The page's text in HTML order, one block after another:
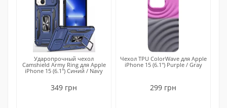
Ударопрочный чехол
Camshield Army Ring для Apple
iPhone 15 (6.1") Синий / Navy
349 грн
Чехол TPU ColorWave для Apple
iPhone 15 (6.1") Purple / Gray
299 грн